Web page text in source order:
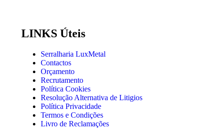
LINKS Úteis
Serralharia LuxMetal
Contactos
Orçamento
Recrutamento
Política Cookies
Resolução Alternativa de Litigios
Política Privacidade
Termos e Condições
Livro de Reclamações